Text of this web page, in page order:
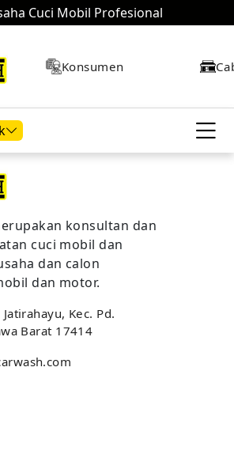
Cuci Mobil Profesional
Konsumen
Hidrolik Motor Kompresor
konsultan dan
cuci mobil dan
dan calon
dan motor.
Kec. Pd.
Barat 17414